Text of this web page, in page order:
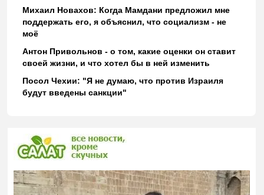
Михаил Новахов: Когда Мамдани предложил мне
поддержать его, я объяснил, что социализм - не
моё
Антон Привольнов - о том, какие оценки он ставит
своей жизни, и что хотел бы в ней изменить
Посол Чехии: "Я не думаю, что против Израиля
будут введены санкции"